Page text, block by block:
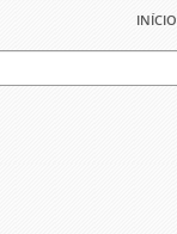
início